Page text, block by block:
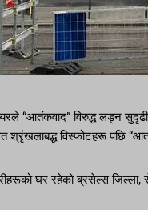
“आतंकवाद” विरुद्ध लड्न
श्रृंखलाबद्ध विस्फोटहरू पछि
घर रहेको ब्रसेल्स जिल्ला,